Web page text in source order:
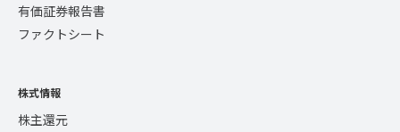
有価証券報告書
ファクトシート
株式情報
株主還元